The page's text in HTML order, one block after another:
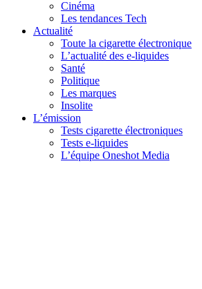
Cinéma
Les tendances Tech
Actualité
Toute la cigarette électronique
L’actualité des e-liquides
Santé
Politique
Les marques
Insolite
L’émission
Tests cigarette électroniques
Tests e-liquides
L’équipe Oneshot Media